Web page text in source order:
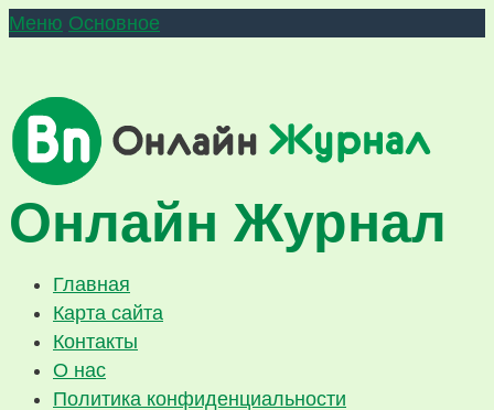
Меню Основное
Онлайн Журнал
Главная
Карта сайта
Контакты
О нас
Политика конфиденциальности